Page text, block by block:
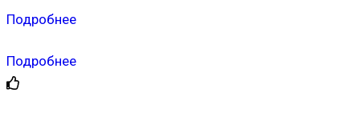
Подробнее
Подробнее